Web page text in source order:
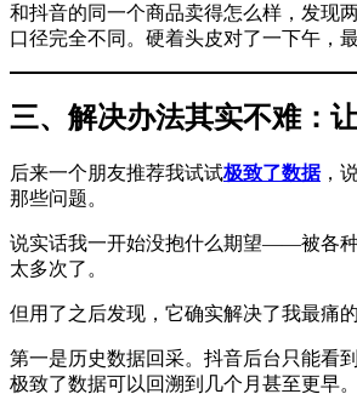
和抖音的同一个商品卖得怎么样，发现
口径完全不同。硬着头皮对了一下午，
三、解决办法其实不难：
后来一个朋友推荐我试试极致了数据，
那些问题。
说实话我一开始没抱什么期望——被各
太多次了。
但用了之后发现，它确实解决了我最痛的
第一是历史数据回采。抖音后台只能看
极致了数据可以回溯到几个月甚至更早